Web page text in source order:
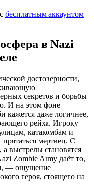
бесплатным аккаунтом
в Nazi
достоверности,
секретов и борьбы
И на этом фоне
кажется даже логичнее,
рейха. Игроку
катакомбам и
мертвец. С
выстрелы становятся
Zombie Army даёт то,
— ощущение
героя, стоящего на